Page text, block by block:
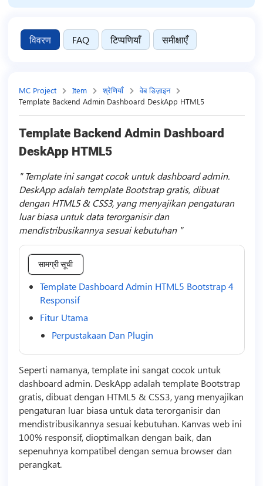
विवरण FAQ टिप्पणियाँ समीक्षाएँ
MC Project Item श्रेणियाँ
वेब डिज़ाइन
Template Backend Admin Dashboard DeskApp HTML5
Template Backend Admin Dashboard
DeskApp HTML5
Template ini sangat cocok untuk dashboard admin.
DeskApp adalah template Bootstrap gratis, dibuat
dengan HTML5 & CSS3, yang menyajikan pengaturan
luar biasa untuk data terorganisir dan
mendistribusikannya sesuai kebutuhan
सामग्री सूची
Template Dashboard Admin HTML5 Bootstrap 4
Responsif
Fitur Utama
Perpustakaan Dan Plugin
Seperti namanya,templateini sangat cocok untuk
dashboard admin. DeskApp adalah templateBootstrap
gratis, dibuat dengan HTML5 & CSS3, yang menyajikan
pengaturan luar biasa untuk data terorganisir dan
mendistribusikannya sesuai kebutuhan. Kanvas web ini
100% responsif, dioptimalkan dengan baik, dan
sepenuhnya kompatibel dengan semua browser dan
perangkat.